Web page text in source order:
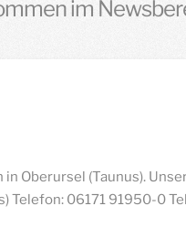
im
Oberursel (Taunus).
Telefon: 06171 91950-0